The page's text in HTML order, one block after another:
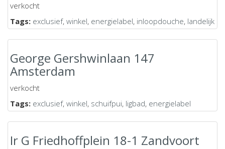
verkocht
Tags: exclusief, winkel, energielabel, inloopdouche, landelijk
George Gershwinlaan 147
Amsterdam
verkocht
Tags: exclusief, winkel, schuifpui, ligbad, energielabel
Ir G Friedhoffplein 18-1 Zandvoort